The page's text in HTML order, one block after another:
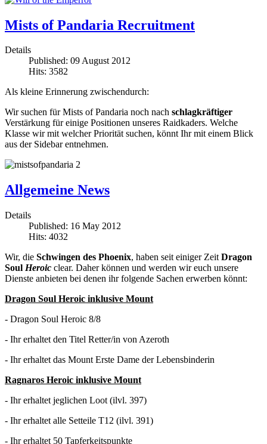
Mists of Pandaria Recruitment
Details
Published: 09 August 2012
Hits: 3582
Als kleine Erinnerung zwischendurch:
Wir suchen für Mists of Pandaria noch nach schlagkräftiger
Verstärkung für einige Positionen unseres Raidkaders. Welche
Klasse wir mit welcher Priorität suchen, könnt Ihr mit einem Blick
aus der Sidebar entnehmen.
Allgemeine News
Details
Published: 16 May 2012
Hits: 4032
Wir, die Schwingen des Phoenix, haben seit einiger Zeit Dragon
Soul Heroic clear. Daher können und werden wir euch unsere
Dienste anbieten bei denen ihr folgende Sachen erwerben könnt:
Dragon Soul Heroic inklusive Mount
- Dragon Soul Heroic 8/8
- Ihr erhaltet den Titel Retter/in von Azeroth
- Ihr erhaltet das Mount Erste Dame der Lebensbinderin
Ragnaros Heroic inklusive Mount
- Ihr erhaltet jeglichen Loot (ilvl. 397)
- Ihr erhaltet alle Setteile T12 (ilvl. 391)
- Ihr erhaltet 50 Tapferkeitspunkte